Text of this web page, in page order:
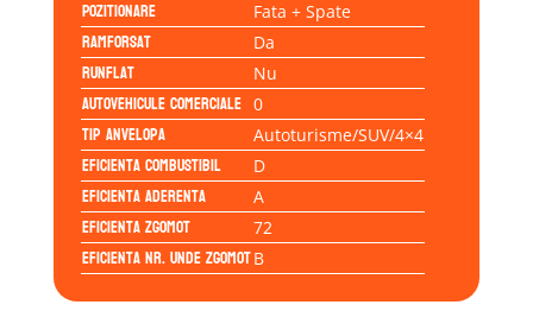
Pozitionare Fata + Spate
Ramforsat Da
Runflat Nu
Autovehicule comerciale 0
Tip anvelopa Autoturisme/SUV/4×4
Eficienta Combustibil D
Eficienta Aderenta A
Eficienta Zgomot 72
Eficienta Nr. Unde ZgomotB